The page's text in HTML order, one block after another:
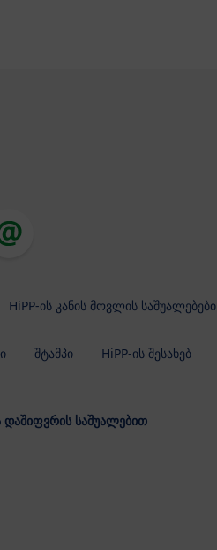
HiPP-ის კანის მოვლის საშუალებები
შტამპი HiPP-ის შესახებ
საშუალებით